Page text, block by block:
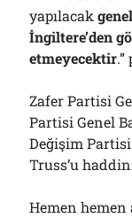
yapılacak
İngiltere’den
etmeyecektir.”
Zafer Partisi
Partisi Genel
Değişim
Truss’u
Hemen